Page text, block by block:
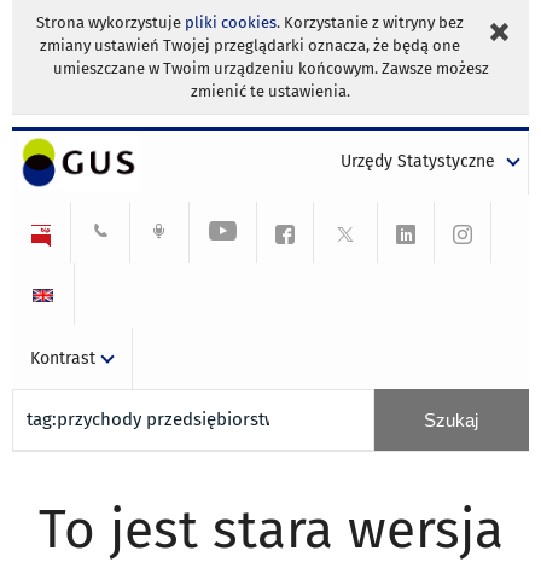
Strona wykorzystuje pliki cookies. Korzystanie z witryny bez
zmiany ustawień Twojej przeglądarki oznacza, że będą one
umieszczane w Twoim urządzeniu końcowym. Zawsze możesz
zmienić te ustawienia.
Urzędy Statystyczne
Kontrast
To jest stara wersja